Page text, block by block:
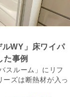
WY」床ワイパ
た事例
スルーム」にリフ
ーズは断熱材が入っ